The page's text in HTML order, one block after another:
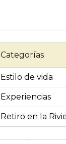
Categorías
Estilo de vida
Experiencias
Retiro en la